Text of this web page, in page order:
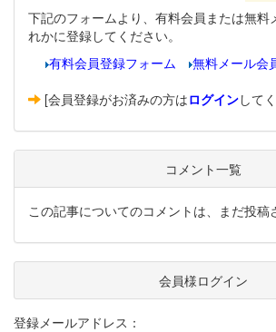
下記のフォームより、有料会員または無料
れかに登録してください。
有料会員登録フォーム
無料メール会
[会員登録がお済みの方はログインして
コメント一覧
この記事についてのコメントは、まだ投稿
会員様ログイン
登録メールアドレス：